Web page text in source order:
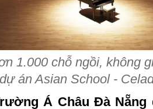
1.000 chỗ ngồi, không
án Asian School -
Á Châu Đà Nẵng